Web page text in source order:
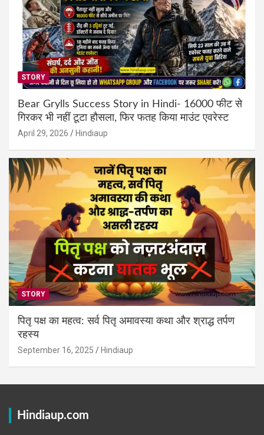
STORY
Bear Grylls Success Story in Hindi- 16000 फीट से
गिरकर भी नहीं टूटा हौसला, फिर फतह किया माउंट एवरेस्ट
April 29, 2026 Hindiaup
STORY
पितृ पक्ष का महत्व: सर्व पितृ अमावस्या कथा और श्राद्ध तर्पण
रहस्य
September 16, 2025 Hindiaup
Hindiaup.com